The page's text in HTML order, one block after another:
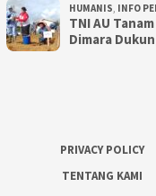
HUMANIS INFO
TNI AU
Dimara
PRIVACY POLICY
TENTANG KAMI